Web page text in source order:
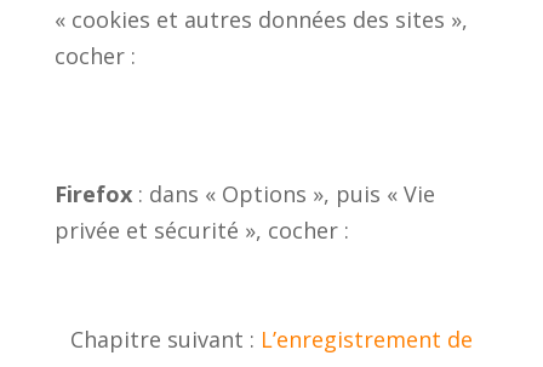
« cookies et autres données des sites »,
cocher :
Firefox: dans « Options », puis « Vie
privée et sécurité », cocher :
Chapitre suivant : L’enregistrement de